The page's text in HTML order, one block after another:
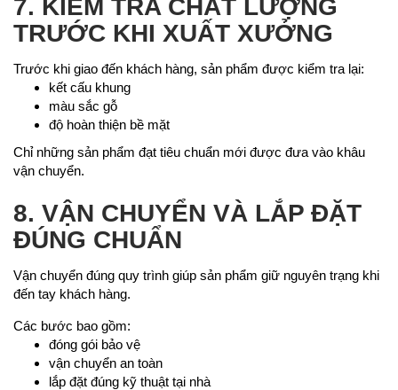
7. KIỂM TRA CHẤT LƯỢNG
TRƯỚC KHI XUẤT XƯỞNG
Trước khi giao đến khách hàng, sản phẩm được kiểm tra lại:
kết cấu khung
màu sắc gỗ
độ hoàn thiện bề mặt
Chỉ những sản phẩm đạt tiêu chuẩn mới được đưa vào khâu
vận chuyển.
8. VẬN CHUYỂN VÀ LẮP ĐẶT
ĐÚNG CHUẨN
Vận chuyển đúng quy trình giúp sản phẩm giữ nguyên trạng khi
đến tay khách hàng.
Các bước bao gồm:
đóng gói bảo vệ
vận chuyển an toàn
lắp đặt đúng kỹ thuật tại nhà